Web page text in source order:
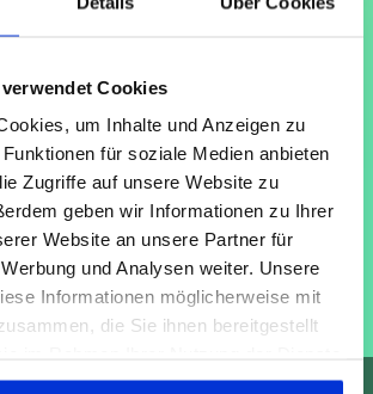
Cookies
um Inhalte und Anzeigen zu
für soziale Medien anbieten
Zugriffe auf unsere Website zu
geben wir Informationen zu Ihrer
Website an unsere Partner für
und Analysen weiter. Unsere
Informationen möglicherweise mit
die Sie ihnen bereitgestellt
Dies gilt auch für Gesundheitsdaten,
Jenny
Hier findest
etwas